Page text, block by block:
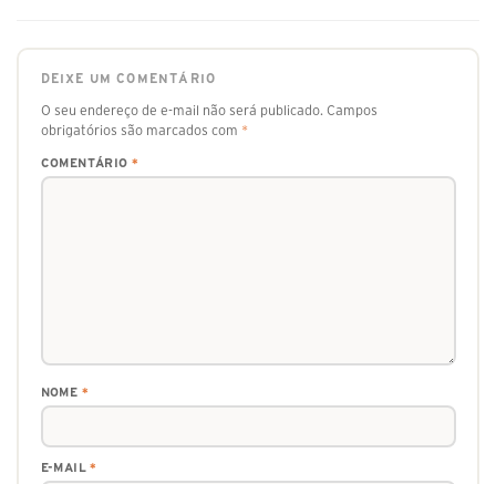
DEIXE UM COMENTÁRIO
O seu endereço de e-mail não será publicado. Campos
obrigatórios são marcados com *
COMENTÁRIO *
NOME *
E-MAIL*